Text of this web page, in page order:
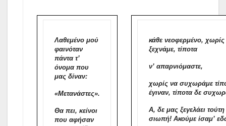
Λαθεμένο μού
φαινόταν
πάντα τ’
όνομα που
μας δίναν:
«Μετανάστες».
Θα πει, κείνοι
που αφήσαν
κάθε νεοφερμένο, χωρίς
ξεχνάμε, τίποτα
ν’ απαρνιόμαστε,
χωρίς να συχωράμε
έγιναν, τίποτα δε
Α, δε μας ξεγελάει
σιωπή! Ακούμε ίσαμ’